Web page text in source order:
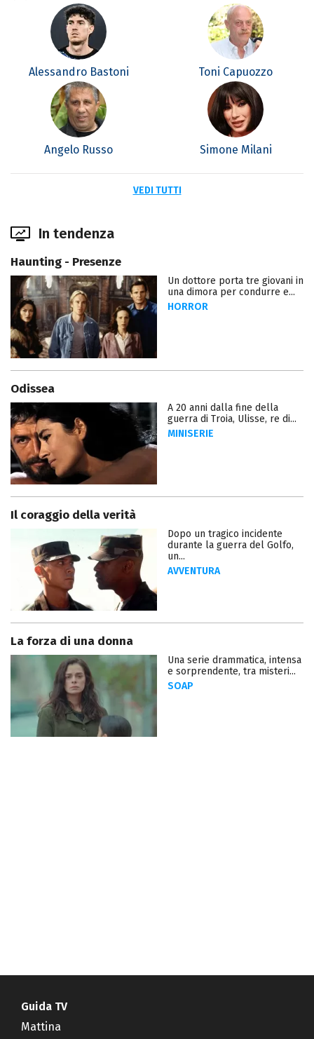
Alessandro Bastoni Toni Capuozzo
Angelo Russo Simone Milani
VEDI TUTTI
In tendenza
Haunting - Presenze
Un dottore porta tre giovani in
una dimora per condurre e...
HORROR
Odissea
A 20 anni dalla fine della
guerra di Troia, Ulisse, re di...
MINISERIE
Il coraggio della verità
Dopo un tragico incidente
durante la guerra del Golfo,
un...
AVVENTURA
La forza di una donna
Una serie drammatica, intensa
e sorprendente, tra misteri...
SOAP
Guida TV
Mattina